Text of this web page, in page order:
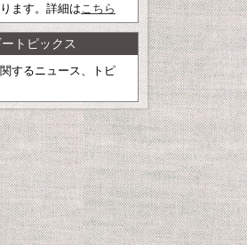
ます。詳細は こちら
トピックス
するニュース、トピ